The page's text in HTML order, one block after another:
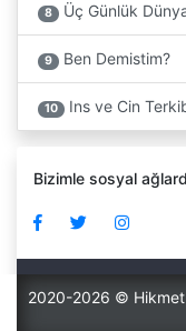
8 Üç Günlük
9 Ben Demistim?
10 Ins ve Cin
Bizimle sosyal
2020-2026 © Hikmet